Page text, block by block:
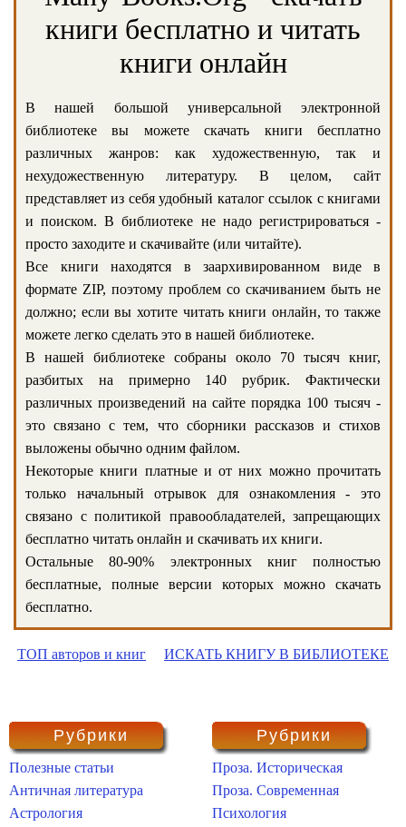
книги бесплатно и читать
книги онлайн
В нашей большой универсальной электронной
библиотеке вы можете скачать книги бесплатно
различных жанров: как художественную, так и
нехудожественную литературу. В целом, сайт
представляет из себя удобный каталог ссылок с книгами
и поиском. В библиотеке не надо регистрироваться -
просто заходите и скачивайте (или читайте).
Все книги находятся в заархивированном виде в
формате ZIP, поэтому проблем со скачиванием быть не
должно; если вы хотите читать книги онлайн, то также
можете легко сделать это в нашей библиотеке.
В нашей библиотеке собраны около 70 тысяч книг,
разбитых на примерно 140 рубрик. Фактически
различных произведений на сайте порядка 100 тысяч -
это связано с тем, что сборники рассказов и стихов
выложены обычно одним файлом.
Некоторые книги платные и от них можно прочитать
только начальный отрывок для ознакомления - это
связано с политикой правообладателей, запрещающих
бесплатно читать онлайн и скачивать их книги.
Остальные 80-90% электронных книг полностью
бесплатные, полные версии которых можно скачать
бесплатно.
ТОП авторов и книг ИСКАТЬ КНИГУ В БИБЛИОТЕКЕ
Рубрики
Полезные статьи
Античная литература
Астрология
Рубрики
Проза. Историческая
Проза. Современная
Психология